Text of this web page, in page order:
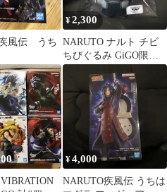
風伝 うち
¥2,300
NARUTO ナルト チビ
ちびぐるみ GiGO限定
奈良シカマル
¥4,000
NARUTO疾風伝 うちは